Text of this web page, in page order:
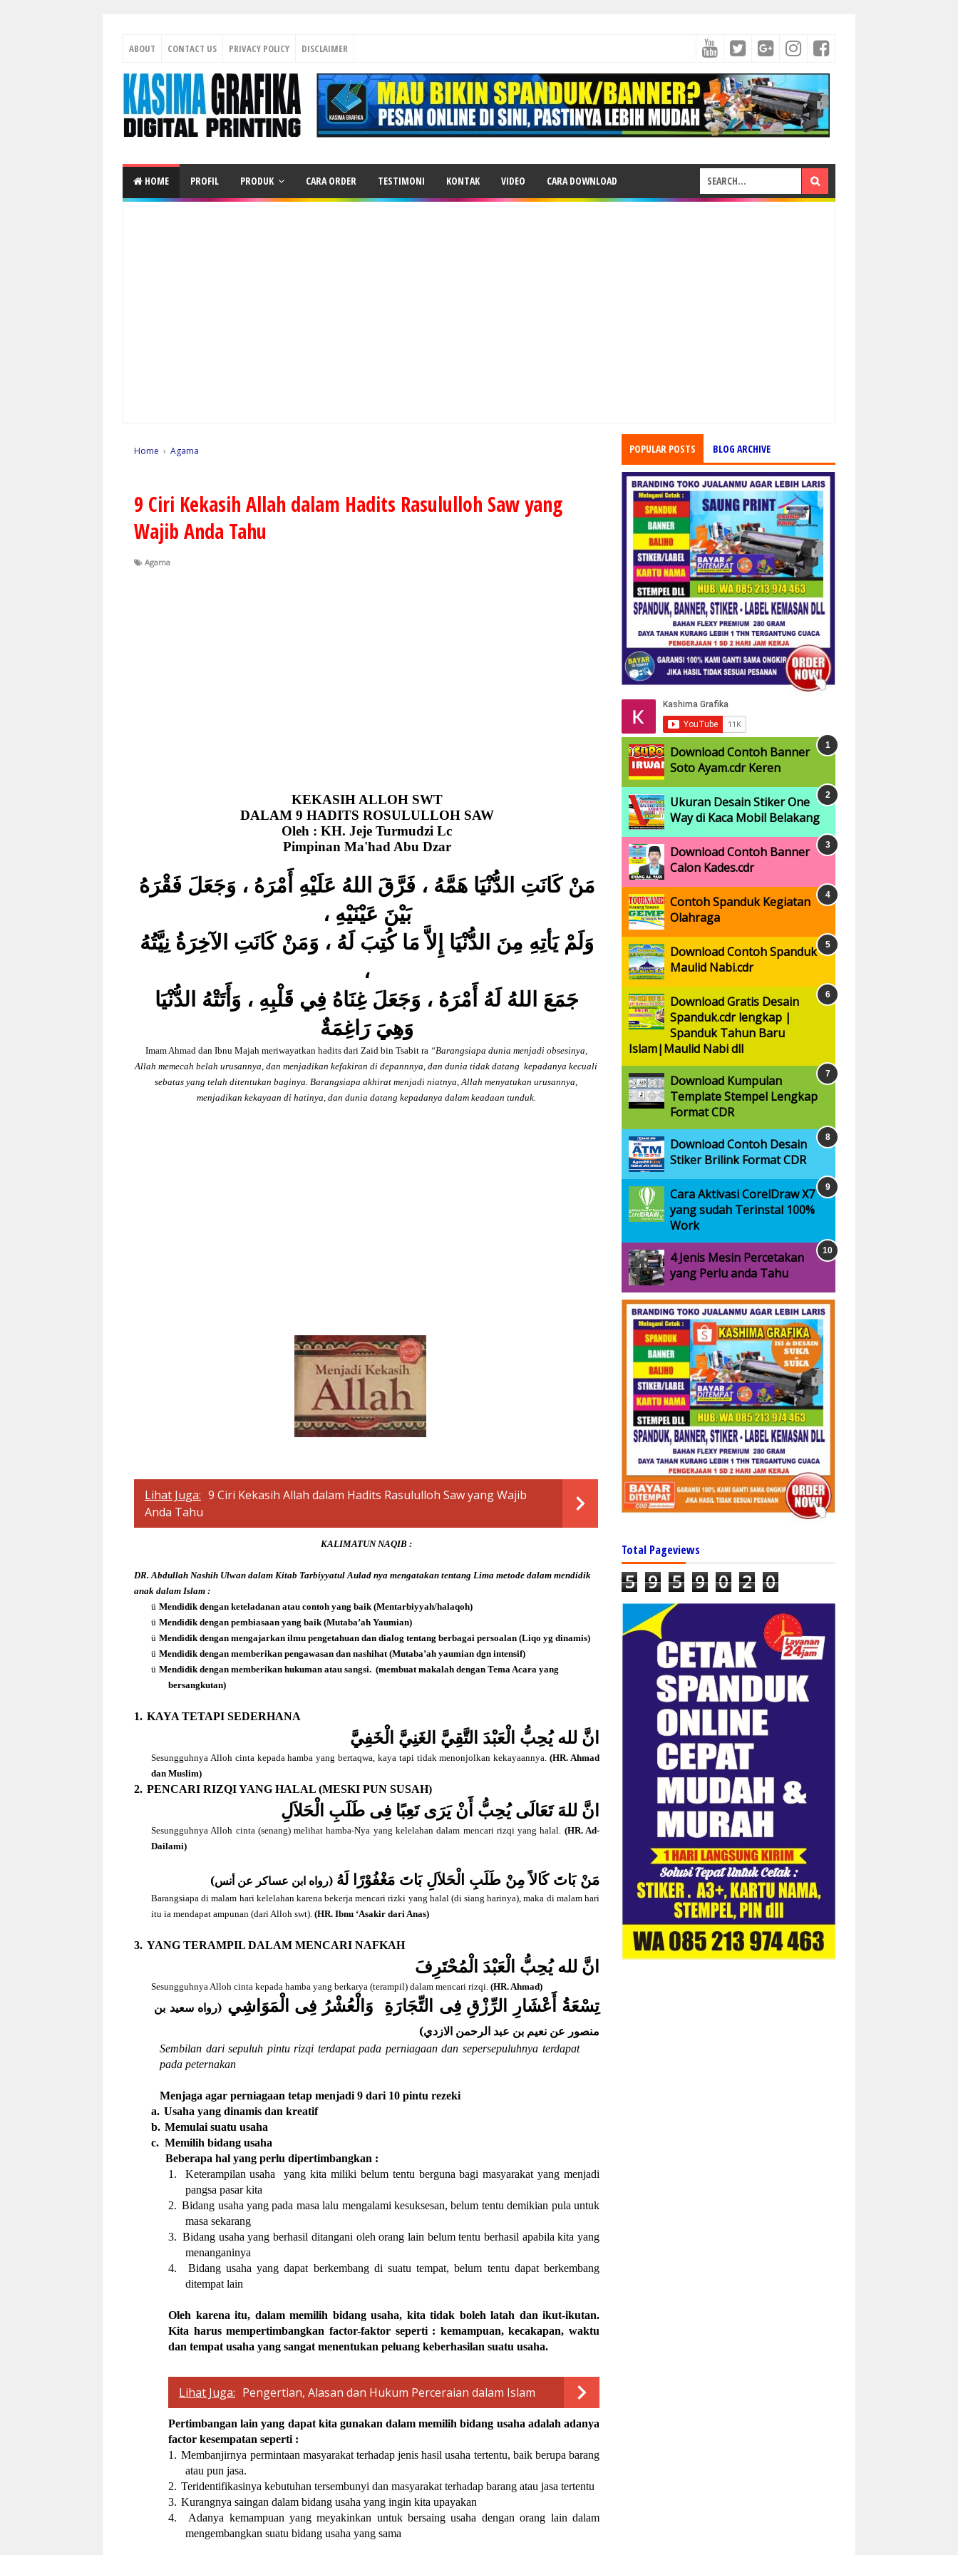
ABOUT CONTACT US PRIVACY POLICY DISCLAIMER
HOME PROFIL PRODUK CARA ORDER TESTIMONI KONTAK VIDEO CARA DOWNLOAD
Home › Agama
9 Ciri Kekasih Allah dalam Hadits Rasululloh Saw yang
Wajib Anda Tahu
Agama
KEKASIH ALLOH SWT
DALAM 9 HADITS ROSULULLOH SAW
Oleh : KH. Jeje Turmudzi Lc
Pimpinan Ma'had Abu Dzar
مَنْ كَانَتِ الدُّنْيَا هَمَّهُ ، فَرَّقَ اللهُ عَلَيْهِ أَمْرَهُ ، وَجَعَلَ فَقْرَهُ
بَيْنَ عَيْنَيْهِ ،
وَلَمْ يَأتِهِ مِنَ الدُّنْيَا إِلاَّ مَا كُتِبَ لَهُ ، وَمَنْ كَانَتِ الآخِرَةُ نِيَّتُهُ
،
جَمَعَ اللهُ لَهُ أَمْرَهُ ، وَجَعَلَ غِنَاهُ فِي قَلْبِهِ ، وَأَتَتْهُ الدُّنْيَا
وَهِيَ رَاغِمَةٌ
Imam Ahmad dan Ibnu Majah meriwayatkan hadits dari Zaid bin Tsabit ra “Barangsiapa dunia menjadi obsesinya,
Allah memecah belah urusannya, dan menjadikan kefakiran di depannnya, dan dunia tidak datang kepadanya kecuali
sebatas yang telah ditentukan baginya. Barangsiapa akhirat menjadi niatnya, Allah menyatukan urusannya,
menjadikan kekayaan di hatinya, dan dunia datang kepadanya dalam keadaan tunduk.
Lihat Juga: 9 Ciri Kekasih Allah dalam Hadits Rasululloh Saw yang Wajib
Anda Tahu
KALIMATUN NAQIB :
DR. Abdullah Nashih Ulwan dalam Kitab Tarbiyyatul Aulad nya mengatakan tentang Lima metode dalam mendidik
anak dalam Islam :
ü Mendidik dengan keteladanan atau contoh yang baik (Mentarbiyyah/halaqoh)
ü Mendidik dengan pembiasaan yang baik (Mutaba’ah Yaumian)
ü Mendidik dengan mengajarkan ilmu pengetahuan dan dialog tentang berbagai persoalan (Liqo yg dinamis)
ü Mendidik dengan memberikan pengawasan dan nashihat (Mutaba’ah yaumian dgn intensif)
ü Mendidik dengan memberikan hukuman atau sangsi. (membuat makalah dengan Tema Acara yang
bersangkutan)
1. KAYA TETAPI SEDERHANA
انَّ لله يُحِبُّ الْعَبْدَ التَّقِيَّ الغَنِيَّ الْخَفِيَّ
Sesungguhnya Alloh cinta kepada hamba yang bertaqwa, kaya tapi tidak menonjolkan kekayaannya.(HR. Ahmad
dan Muslim)
2. PENCARI RIZQI YANG HALAL (MESKI PUN SUSAH)
انَّ للهَ تَعَالَى يُحِبُّ أَنْ يَرَى تَعِبًا فِى طَلَبِ الْحَلاَلِ
Sesungguhnya Alloh cinta (senang) melihat hamba-Nya yang kelelahan dalam mencari rizqi yang halal. (HR. Ad-
Dailami)
مَنْ بَاتَ كَالاً مِنْ طَلَبِ الْحَلاَلِ بَاتَ مَغْفُوْرًا لَهُ (رواه ابن عساكر عن أنس)
Barangsiapa di malam hari kelelahan karena bekerja mencari rizki yang halal (di siang harinya), maka di malam hari
itu ia mendapat ampunan (dari Alloh swt). (HR. Ibnu ‘Asakir dari Anas)
3. YANG TERAMPIL DALAM MENCARI NAFKAH
انَّ لله يُحِبُّ الْعَبْدَ الْمُحْتَرِفَ
Sesungguhnya Alloh cinta kepada hamba yang berkarya (terampil) dalam mencari rizqi. (HR. Ahmad)
تِسْعَةُ أَعْشَارِ الرِّزْقِ فِى التِّجَارَةِ وَالْعُشْرُ فِى الْمَوَاشِي (رواه سعيد بن
منصور عن نعيم بن عبد الرحمن الازدي)
Sembilan dari sepuluh pintu rizqi terdapat pada perniagaan dan sepersepuluhnya terdapat
pada peternakan
Menjaga agar perniagaan tetap menjadi 9 dari 10 pintu rezeki
a. Usaha yang dinamis dan kreatif
b. Memulai suatu usaha
c. Memilih bidang usaha
Beberapa hal yang perlu dipertimbangkan :
1.
Keterampilan usaha
yang kita miliki belum tentu berguna bagi masyarakat yang menjadi
pangsa pasar kita
2. Bidang usaha yang pada masa lalu mengalami kesuksesan, belum tentu demikian pula untuk
masa sekarang
3. Bidang usaha yang berhasil ditangani oleh orang lain belum tentu berhasil apabila kita yang
menanganinya
4.
Bidang usaha yang dapat berkembang di suatu tempat, belum tentu dapat berkembang
ditempat lain
Oleh karena itu, dalam memilih bidang usaha, kita tidak boleh latah dan ikut-ikutan.
Kita harus mempertimbangkan factor-faktor seperti : kemampuan, kecakapan, waktu
dan tempat usaha yang sangat menentukan peluang keberhasilan suatu usaha.
Lihat Juga: Pengertian, Alasan dan Hukum Perceraian dalam Islam
Pertimbangan lain yang dapat kita gunakan dalam memilih bidang usaha adalah adanya
factor kesempatan seperti :
1. Membanjirnya permintaan masyarakat terhadap jenis hasil usaha tertentu, baik berupa barang
atau pun jasa.
2. Teridentifikasinya kebutuhan tersembunyi dan masyarakat terhadap barang atau jasa tertentu
3. Kurangnya saingan dalam bidang usaha yang ingin kita upayakan
4.
Adanya kemampuan yang meyakinkan untuk bersaing usaha dengan orang lain dalam
mengembangkan suatu bidang usaha yang sama
POPULAR POSTS BLOG ARCHIVE
Download Contoh Banner
Soto Ayam.cdr Keren
Ukuran Desain Stiker One
Way di Kaca Mobil Belakang
Download Contoh Banner
Calon Kades.cdr
Contoh Spanduk Kegiatan
Olahraga
Download Contoh Spanduk
Maulid Nabi.cdr
Download Gratis Desain
Spanduk.cdr lengkap |
Spanduk Tahun Baru
Islam|Maulid Nabi dll
Download Kumpulan
Template Stempel Lengkap
Format CDR
Download Contoh Desain
Stiker Brilink Format CDR
Cara Aktivasi CorelDraw X7
yang sudah Terinstal 100%
Work
4 Jenis Mesin Percetakan
yang Perlu anda Tahu
Total Pageviews
5 9 5 9 0 2 0